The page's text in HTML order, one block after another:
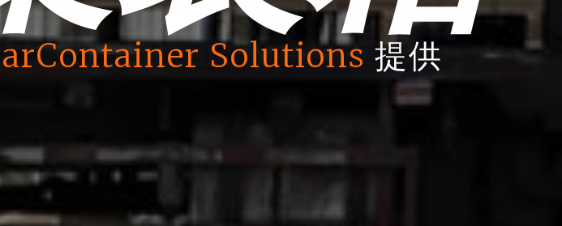
Solutions 提供